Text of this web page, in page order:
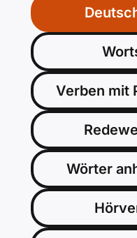
Verben mit
Wörter